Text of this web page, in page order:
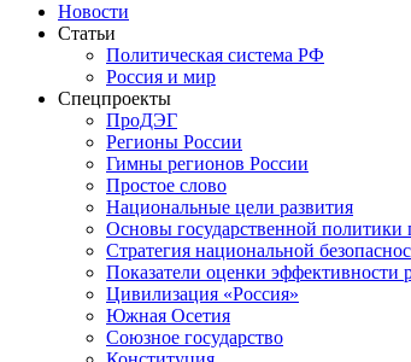
Новости
Статьи
Политическая система РФ
Россия и мир
Спецпроекты
ПроДЭГ
Регионы России
Гимны регионов России
Простое слово
Национальные цели развития
Основы государственной
Стратегия национальной
Показатели оценки эффективности
Цивилизация «Россия»
Южная Осетия
Союзное государство